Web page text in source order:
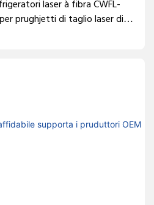
alcuni di i mumenti
laser à fibra CWFL-
prughjetti di taglio laser di
u raffreddamentu